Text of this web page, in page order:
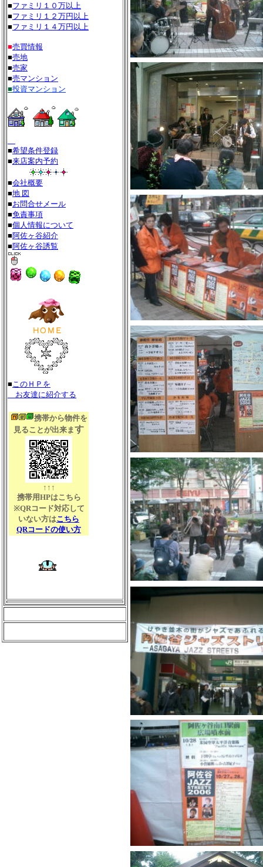
■ファミリ１０万以上
■ファミリ１２万円以上
■ファミリ１４万円以上
■売買情報
■売地
■売家
■売マンション
■投資マンション
■希望条件登録
■来店案内予約
■会社概要
■地 図
■お問合せメール
■免責事項
■個人情報について
■阿佐ヶ谷紹介
■阿佐ヶ谷誘覧
■このＨＰを
お友達に紹介する
携帯から物件を
見ることが出来ます
↑↑↑
携帯用HPはこちら
※QRコード対応して
いない方はこちら
QRコードの使い方